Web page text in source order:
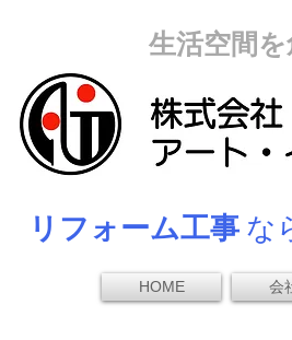
生活空間
リフォーム工事な
HOME 会